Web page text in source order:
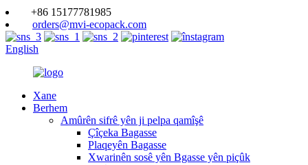
+86 15177781985
orders@mvi-ecopack.com
English
Xane
Berhem
Amûrên sifrê yên ji pelpa qamîşê
Çîçeka Bagasse
Plaqeyên Bagasse
Xwarinên sosê yên Bgasse yên piçûk